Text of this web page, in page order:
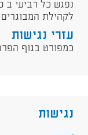
לקהילת המבוגרים
עזרי נגישות
כמפורט בגוף
נגישות